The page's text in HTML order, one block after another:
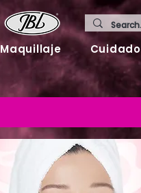
Maquillaje Cuidado